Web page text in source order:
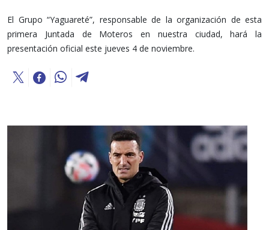
El Grupo “Yaguareté”, responsable de la organización de esta
primera Juntada de Moteros en nuestra ciudad, hará la
presentación oficial este jueves 4 de noviembre.